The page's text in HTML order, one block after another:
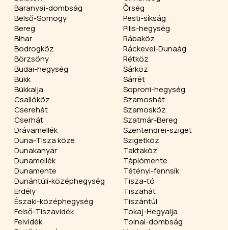
Baranyai-dombság
Belső-Somogy
Bereg
Bihar
Bodrogköz
Börzsöny
Budai-hegység
Bükk
Bükkalja
Csallóköz
Cserehát
Cserhát
Drávamellék
Duna-Tisza köze
Dunakanyar
Dunamellék
Dunamente
Dunántúli-középhegység
Erdély
Északi-középhegység
Felső-Tiszavidék
Felvidék
Őrség
Pesti-síkság
Pilis-hegység
Rábaköz
Ráckevei-Dunaág
Rétköz
Sárköz
Sárrét
Soproni-hegység
Szamoshát
Szamosköz
Szatmár-Bereg
Szentendrei-sziget
Szigetköz
Taktaköz
Tápiómente
Tétényi-fennsík
Tisza-tó
Tiszahát
Tiszántúl
Tokaj-Hegyalja
Tolnai-dombság